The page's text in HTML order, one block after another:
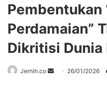
Pembentukan
Perdamaian”
Dikritisi Dunia
Jernih.co
Send 26/01/2026